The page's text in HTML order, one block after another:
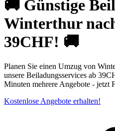
🚚 Günstige
Winterthur
39CHF! 🚚
Planen Sie einen Umzug von
unsere Beiladungsservices ab
Minuten mehrere Angebote - jetzt
Kostenlose Angebote erhalten!